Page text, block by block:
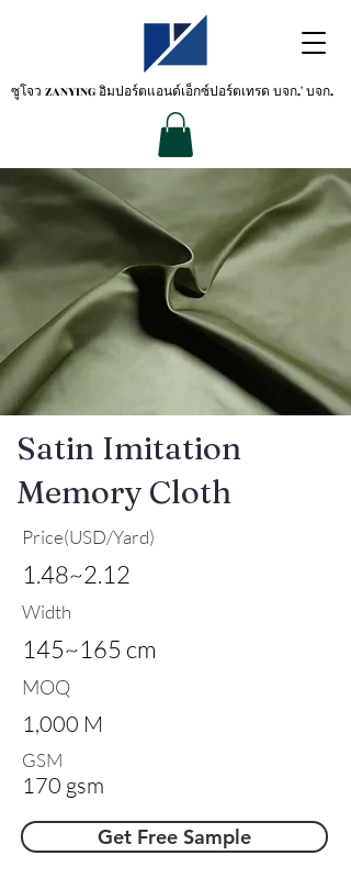
ซูโจว ZANYINGอิมปอร์ตแอนด์เอ็กซ์ปอร์ตเทรด บจก.' บจก.
Satin Imitation
Memory Cloth
Price(USD/Yard)
1.48~2.12
Width
145~165 cm
MOQ
1,000 M
GSM
170 gsm
Get Free Sample